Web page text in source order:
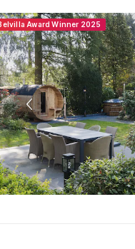
Award Winner 2025